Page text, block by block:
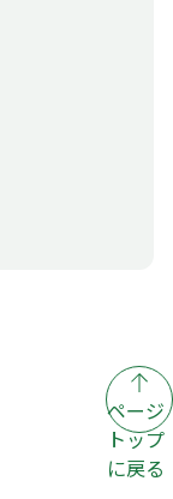
ページ
トップ
に戻る